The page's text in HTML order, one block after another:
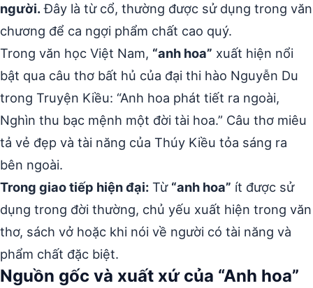
người.Đây là từ cổ, thường được sử dụng trong văn
chương để ca ngợi phẩm chất cao quý.
Trong văn học Việt Nam, “anh hoa” xuất hiện nổi
bật qua câu thơ bất hủ của đại thi hào Nguyễn Du
trong Truyện Kiều: “Anh hoa phát tiết ra ngoài,
Nghìn thu bạc mệnh một đời tài hoa.” Câu thơ miêu
tả vẻ đẹp và tài năng của Thúy Kiều tỏa sáng ra
bên ngoài.
Trong giao tiếp hiện đại: Từ “anh hoa” ít được sử
dụng trong đời thường, chủ yếu xuất hiện trong văn
thơ, sách vở hoặc khi nói về người có tài năng và
phẩm chất đặc biệt.
Nguồn gốc và xuất xứ của “Anh hoa”